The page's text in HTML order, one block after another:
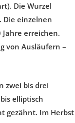
Die Wurzel
Die einzelnen
erreichen.
von Ausläufern –
zwei bis drei
elliptisch
gezähnt. Im Herbst